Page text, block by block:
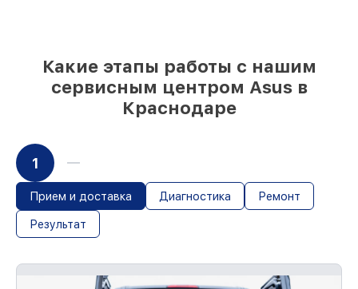
Какие этапы работы с нашим
сервисным центром Asus в
Краснодаре
1
Прием и доставка Диагностика Ремонт
Результат